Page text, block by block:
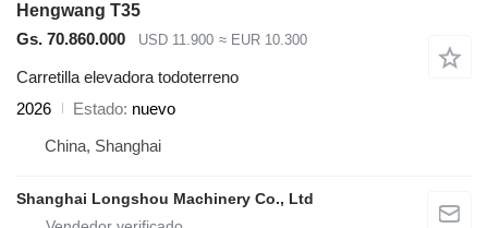
Hengwang T35
Gs. 70.860.000
USD 11.900 ≈ EUR 10.300
Carretilla elevadora todoterreno
2026
Estado nuevo
China, Shanghai
Shanghai Longshou Machinery Co., Ltd